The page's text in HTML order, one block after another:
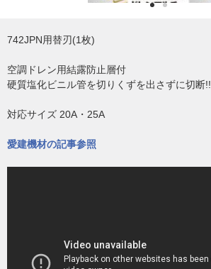
742JPN用替刃(1枚)
空調ドレン用結露防止層付
硬質塩化ビニル管を切りくずを出さずに切断!!
対応サイズ 20A・25A
愛建機材の記事参照